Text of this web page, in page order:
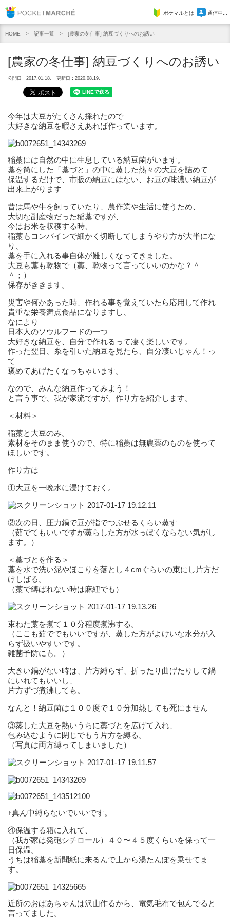
Pocket Marcheポケマルとは 通信中...
HOME 記事一覧 [農家の冬仕事] 納豆づくりへのお誘い
[農家の冬仕事] 納豆づくりへのお誘い
公開日：2017.01.18. 更新日：2020.08.19.
今年は大豆がたくさん採れたので
大好きな納豆を暇さえあれば作っています。
稲藁には自然の中に生息している納豆菌がいます。
藁を筒にした「藁づと」の中に蒸した熱々の大豆を詰めて
保温するだけで、市販の納豆にはない、お豆の味濃い納豆が
出来上がります
昔は馬や牛を飼っていたり、農作業や生活に使うため、
大切な副産物だった稲藁ですが、
今はお米を収穫する時、
稲藁もコンバインで細かく切断してしまうやり方が大半にな
り、
藁を手に入れる事自体が難しくなってきました。
大豆も藁も乾物で（藁、乾物って言っていいのかな？＾
＾；）
保存がききます。
災害や何かあった時、作れる事を覚えていたら応用して作れ
貴重な栄養満点食品になりますし、
なにより
日本人のソウルフードの一つ
大好きな納豆を、自分で作れるって凄く楽しいです。
作った翌日、糸を引いた納豆を見たら、自分凄いじゃん！っ
て
褒めてあげたくなっちゃいます。
なので、みんな納豆作ってみよう！
と言う事で、我が家流ですが、作り方を紹介します。
＜材料＞
稲藁と大豆のみ。
素材をそのまま使うので、特に稲藁は無農薬のものを使って
ほしいです。
作り方は
①大豆を一晩水に浸けておく。
②次の日、圧力鍋で豆が指でつぶせるくらい蒸す
（茹でてもいいですが蒸らした方が水っぽくならない気がし
ます。）
＜藁づとを作る＞
藁を水で洗い泥やほこりを落とし４cmぐらいの束にし片方だ
けしばる。
（藁で縛ばれない時は麻紐でも）
束ねた藁を煮て１０分程度煮沸する。
（ここも茹ででもいいですが、蒸した方がよけいな水分が入
らず扱いやすいです。
雑菌予防にも。）
大きい鍋がない時は、片方縛らず、折ったり曲げたりして鍋
にいれてもいいし、
片方ずづ煮沸しても。
なんと！納豆菌は１００度で１０分加熱しても死にません
③蒸した大豆を熱いうちに藁づとを広げて入れ、
包み込むように閉じでもう片方を縛る。
（写真は両方縛ってしまいました）
↑真ん中縛らないでいいです。
④保温する箱に入れて、
（我が家は発砲シチロール）４０〜４５度くらいを保って一
日保温。
うちは稲藁を新聞紙に来るんで上から湯たんぽを乗せてま
す。
近所のおばあちゃんは沢山作るから、電気毛布で包んでると
言ってました。